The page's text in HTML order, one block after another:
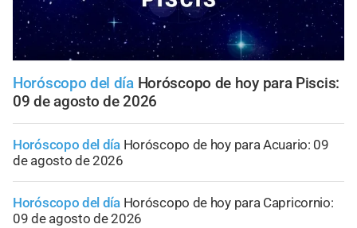
Horóscopo del día Horóscopo de hoy para Piscis:
09 de agosto de 2026
Horóscopo del día Horóscopo de hoy para Acuario: 09
de agosto de 2026
Horóscopo del día Horóscopo de hoy para Capricornio:
09 de agosto de 2026